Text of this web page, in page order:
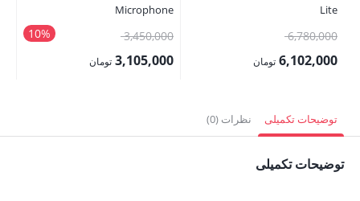
Lite
6,780,000قیمت
اصلی:6,102,000 تومان
6,102,000 تومان.
Microphone
10% 3,450,000قیمت
اصلی:3,105,000 تومان
توضیحات تکمیلی نظرات (0)
توضیحات تکمیلی